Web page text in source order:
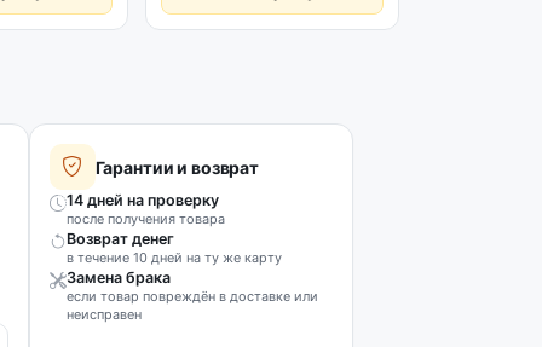
Гарантии и возврат
14 дней на проверку
после получения товара
Возврат денег
в течение 10 дней на ту же карту
Замена брака
если товар повреждён в доставке или
неисправен